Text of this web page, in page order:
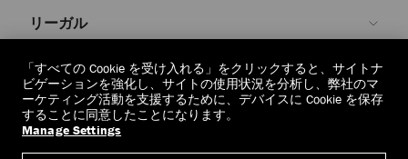
ブーツ
た、クラシックなアンクルブーツやニーハイブーツをご紹介します。
実用性と華やかさが調和したデザインは、シーズンを重ねても色褪せな
いように仕立てられています。
配送
交換・返品
保証
ブランドの歴史
JC World
社会への貢献
私たちの責任
クラフツマンシップ
リーガル
プライバシーポリシー
利用規約
忘れられる権利
個人情報開示請求フォーム
regionselector.country. (€)
「すべての Cookie を受け入れる」をクリックすると、サイトナ
ビゲーションを強化し、サイトの使用状況を分析し、弊社のマ
ーケティング活動を支援するために、デバイスに Cookie を保存
することに同意したことになります。
Manage Settings